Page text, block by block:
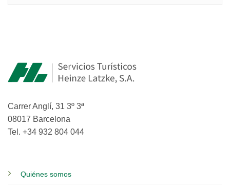
Carrer Anglí, 31 3º 3ª
08017 Barcelona
Tel. +34 932 804 044
Quiénes somos